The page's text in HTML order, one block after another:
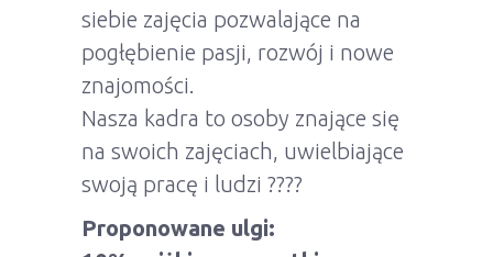
siebie zajęcia pozwalające na
pogłębienie pasji, rozwój i nowe
znajomości.
Nasza kadra to osoby znające się
na swoich zajęciach, uwielbiające
swoją pracę i ludzi ????
Proponowane ulgi: